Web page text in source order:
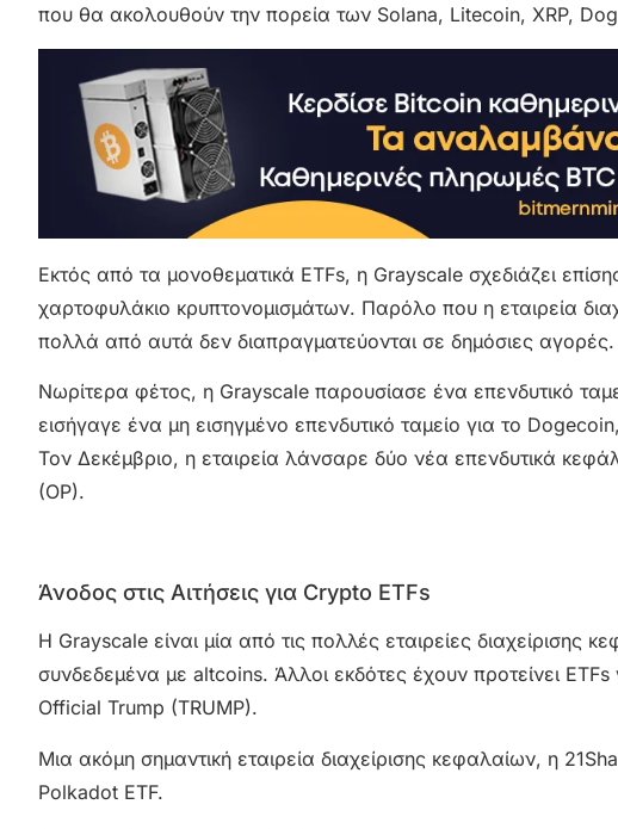
που θα ακολουθούν την πορεία των Solana, Litecoin, XRP,
Εκτός από τα μονοθεματικά ETFs, η Grayscale σχεδιάζει
χαρτοφυλάκιο κρυπτονομισμάτων. Παρόλο που η εταιρεία
πολλά από αυτά δεν διαπραγματεύονται σε δημόσιες αγορές.
Νωρίτερα φέτος, η Grayscale παρουσίασε ένα επενδυτικό
εισήγαγε ένα μη εισηγμένο επενδυτικό ταμείο για το
Τον Δεκέμβριο, η εταιρεία λάνσαρε δύο νέα επενδυτικά
(OP).
Άνοδος στις Αιτήσεις για Crypto ETFs
Η Grayscale είναι μία από τις πολλές εταιρείες διαχείρισης
συνδεδεμένα με altcoins. Άλλοι εκδότες έχουν προτείνει
Official Trump (TRUMP).
Μια ακόμη σημαντική εταιρεία διαχείρισης κεφαλαίων, η
Polkadot ETF.